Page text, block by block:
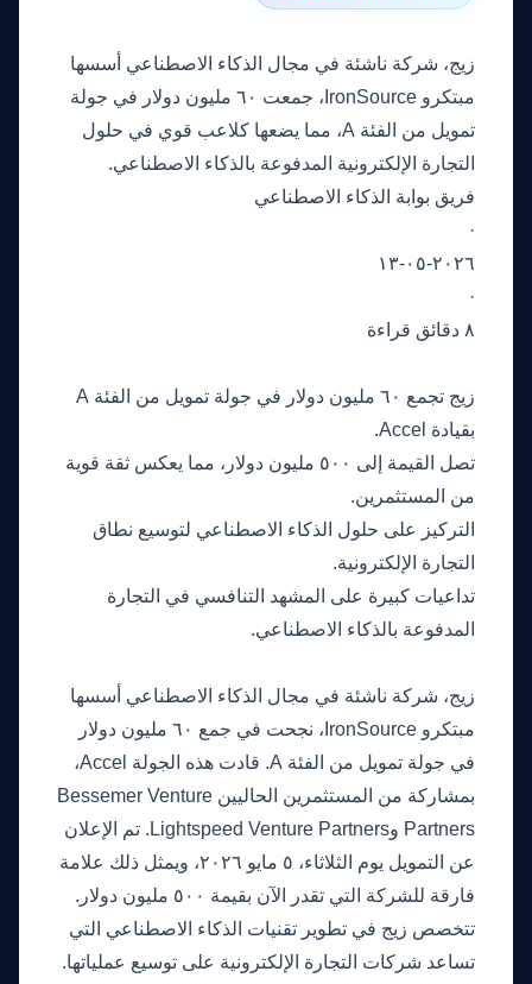
زيج، شركة ناشئة في مجال الذكاء الاصطناعي أسسها
مبتكرو IronSource، جمعت ٦٠ مليون دولار في جولة
تمويل من الفئة A، مما يضعها كلاعب قوي في حلول
التجارة الإلكترونية المدفوعة بالذكاء الاصطناعي.
فريق بوابة الذكاء الاصطناعي
·
٢٠٢٦-٠٥-١٣
·
٨ دقائق قراءة
زيج تجمع ٦٠ مليون دولار في جولة تمويل من الفئة A
بقيادة Accel.
تصل القيمة إلى ٥٠٠ مليون دولار، مما يعكس ثقة قوية
من المستثمرين.
التركيز على حلول الذكاء الاصطناعي لتوسيع نطاق
التجارة الإلكترونية.
تداعيات كبيرة على المشهد التنافسي في التجارة
المدفوعة بالذكاء الاصطناعي.
زيج، شركة ناشئة في مجال الذكاء الاصطناعي أسسها
مبتكرو IronSource، نجحت في جمع ٦٠ مليون دولار
في جولة تمويل من الفئة A. قادت هذه الجولة Accel،
بمشاركة من المستثمرين الحاليين Bessemer Venture
Partners وLightspeed Venture Partners. تم الإعلان
عن التمويل يوم الثلاثاء، ٥ مايو ٢٠٢٦، ويمثل ذلك علامة
فارقة للشركة التي تقدر الآن بقيمة ٥٠٠ مليون دولار.
تتخصص زيج في تطوير تقنيات الذكاء الاصطناعي التي
تساعد شركات التجارة الإلكترونية على توسيع عملياتها.